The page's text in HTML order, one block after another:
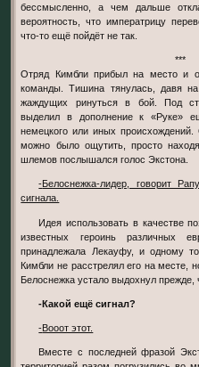
бессмысленно, а чем дальше
вероятность, что императрицу
что-то ещё пойдёт не так.
***
Отряд Кимбли прибыл на место и
команды. Тишина тянулась, давя
жаждущих ринуться в бой. Под
выделил в дополнение к «Руке»
немецкого или иных происхождений.
можно было ощутить, просто
шлемов послышался голос Экстона.
-Белоснежка-лидер, говорит Рапунцель. У нас всё готово, ждите
сигнала.
Идея использовать в качестве позывных имена принцесс и просто
известных героинь различных
принадлежала Лекауфу, и одному
Кимбли не расстрелял его на
Белоснежка устало выдохнул прежде,
-Какой ещё сигнал?
-Вооот этот.
Вместе с последней фразой Экстона весь дворец с прилегающей